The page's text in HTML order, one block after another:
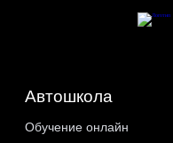
Автошкола
Обучение онлайн